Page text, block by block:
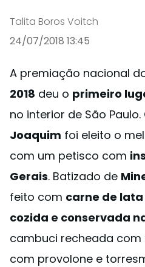
Talita Boros Voitch
24/07/2018 13:45
A premiação nacional
2018 deu o primeiro
no interior de São Paulo.
Joaquim foi eleito o
com um petisco com
Gerais. Batizado de
feito com carne de
cozida e conservada
cambuci recheada com
com provolone e